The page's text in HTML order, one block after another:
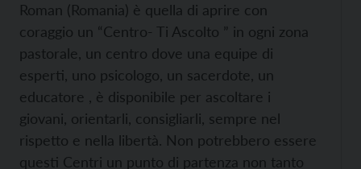
Roman (Romania) è quella di aprire con
coraggio un “Centro- Ti Ascolto ” in ogni zona
pastorale, un centro dove una equipe di
esperti, uno psicologo, un sacerdote, un
educatore , è disponibile per ascoltare i
giovani, orientarli, consigliarli, sempre nel
rispetto e nella libertà. Non potrebbero essere
questi Centri un punto di partenza non tanto